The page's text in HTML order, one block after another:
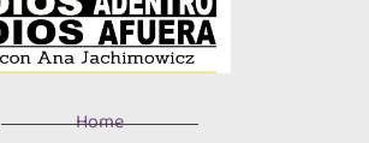
Home